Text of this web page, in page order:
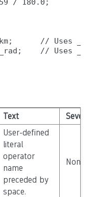
/ 180.0;
// Uses _km
// Uses
Text Severity
User-defined
literal
operator
name
preceded by
space.
None